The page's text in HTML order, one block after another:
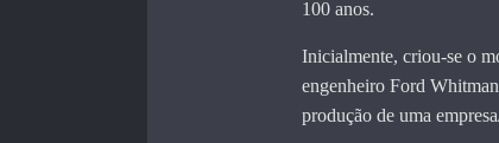
100 anos.
Inicialmente, criou-se o
engenheiro Ford
produção de uma